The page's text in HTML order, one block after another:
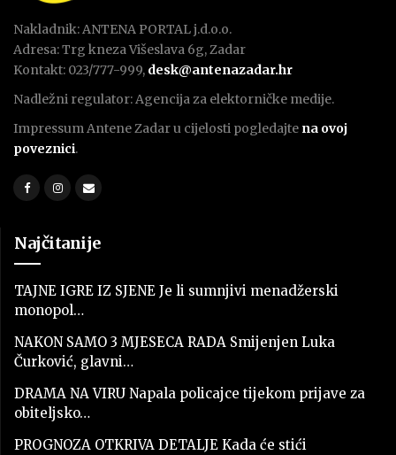
Nakladnik: ANTENA PORTAL j.d.o.o.
Adresa: Trg kneza Višeslava 6g, Zadar
Kontakt: 023/777-999, desk@antenazadar.hr
Nadležni regulator: Agencija za elektorničke medije.
Impressum Antene Zadar u cijelosti pogledajte na ovoj
poveznici.
Najčitanije
TAJNE IGRE IZ SJENE Je li sumnjivi menadžerski
monopol…
NAKON SAMO 3 MJESECA RADA Smijenjen Luka
Čurković, glavni…
DRAMA NA VIRU Napala policajce tijekom prijave za
obiteljsko…
PROGNOZA OTKRIVA DETALJE Kada će stići